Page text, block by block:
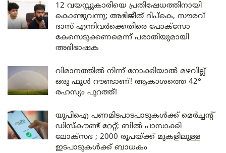
12 വയസ്സുകാരിയെ പ്രതിഷേധത്തിനായി
കൊണ്ടുവന്നു; അഭിജീത് ദിപ്കെ, സൗരവ്
ദാസ് എന്നിവർക്കെതിരെ പോക്സോ
കേസെടുക്കണമെന്ന് പരാതിയുമായി
അഭിഭാഷക
വിമാനത്തിൽ നിന്ന് നോക്കിയാൽ മഴവില്ല്
ഒരു ഫുൾ റൗണ്ടാണ്! ആകാശത്തെ 42°
രഹസ്യം പുറത്ത്!
യുപിഐ പണമിടപാടപാടുകൾക്ക് മെർച്ചന്റ്
ഡിസ്കൗണ്ട് റേറ്റ്; ബിൽ പാസാക്കി
ലോക്സഭ ; 2000 രൂപയ്ക്ക് മുകളിലുള്ള
ഇടപാടുകൾക്ക് ബാധകം